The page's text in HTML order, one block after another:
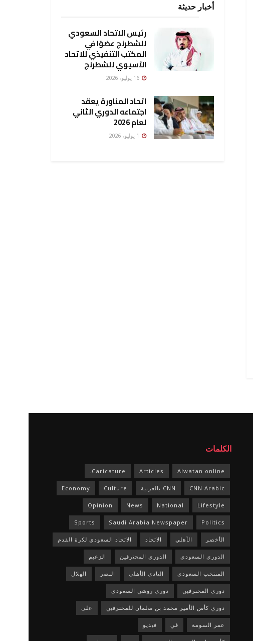
أخبار حديثة
رئيس الاتحاد السعودي
للشطرنج عضوًا في
المكتب التنفيذي للاتحاد
الآسيوي للشطرنج
اتحاد المناورة يعقد
اجتماعه الدوري الثاني
لعام 2026
الكلمات
Alwatan online
Articles
Caricature.
CNN Arabic CNN بالعربية Culture
Economy
Lifestyle
National
News
Opinion
Politics
Saudi Arabia Newspaper
Sports
الأخضر الأهلي الاتحاد الاتحاد السعودي لكرة القدم
الدوري السعودي الدوري المحترفين الزعيم
المنتخب السعودي النادي الأهلي النصر الهلال
دوري المحترفين دوري روشن السعودي
دوري كأس الأمير محمد بن سلمان للمحترفين على
عمر السومة في فيديو